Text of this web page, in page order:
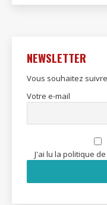
NEWSLETTER
Vous souhaitez
Votre e-mail
J'ai lu la politique